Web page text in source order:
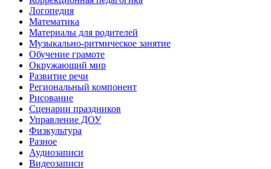
Логопедия
Математика
Материалы для родителей
Музыкально-ритмическое занятие
Обучение грамоте
Окружающий мир
Развитие речи
Региональный компонент
Рисование
Сценарии праздников
Управление ДОУ
Физкультура
Разное
Аудиозаписи
Видеозаписи